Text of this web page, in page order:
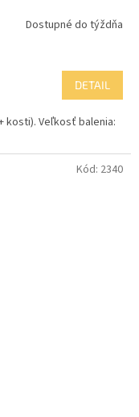
Dostupné do týždňa
DETAIL
kosti). Veľkosť balenia:
Kód: 2340